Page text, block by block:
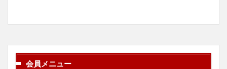
会員メニュー